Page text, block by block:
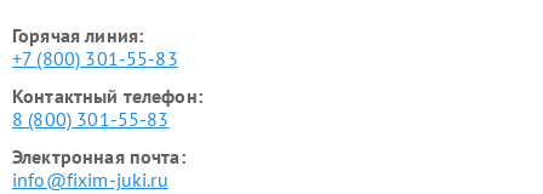
Горячая линия:
+7 (800) 301-55-83
Контактный телефон:
8 (800) 301-55-83
Электронная почта:
info@fixim-juki.ru